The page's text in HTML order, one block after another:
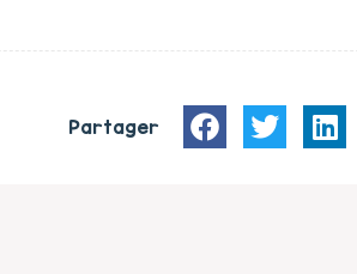
Partager